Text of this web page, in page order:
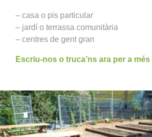
– casa o pis particular
– jardí o terrassa comunitària
– centres de gent gran
Escriu-nos o truca’ns ara per a